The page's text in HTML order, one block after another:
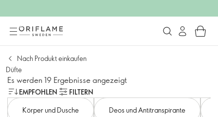
Nach Produkt einkaufen
Düfte
Es werden 19 Ergebnisse angezeigt
EMPFOHLEN
FILTERN
Körper und Dusche
Deos und Antitranspirante